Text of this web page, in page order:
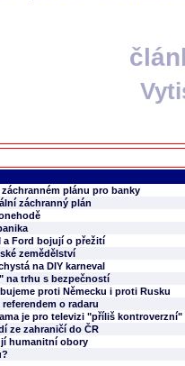
plánu pro banky
záchranný plán
a Ford bojují o přežití
zemědělství
na DIY karneval
na trhu s bezpečností
proti Německu i proti Rusku
o radaru
je pro televizi "příliš kontroverzní"
ze zahraničí do ČR
humanitní obory